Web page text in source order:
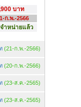
บาท
ก.พ.-2566
ำหน่ายแล้ว
(21-ก.พ.-2566)
(20-ก.พ.-2566)
(23-ส.ค.-2565)
(23-ส.ค.-2565)